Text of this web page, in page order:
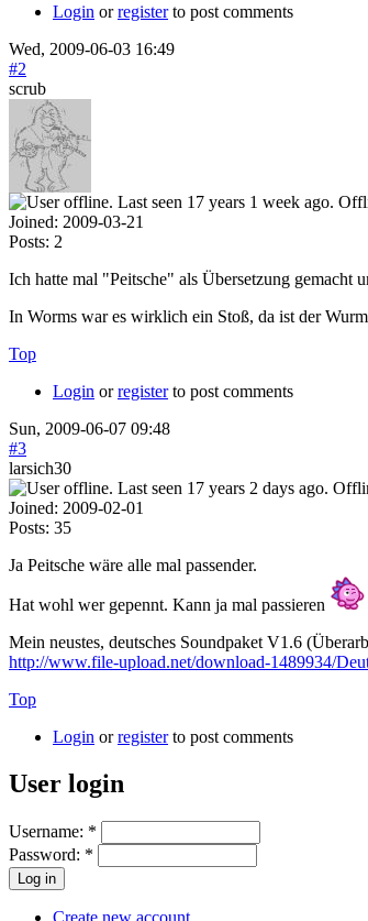
Login orregisterto post comments
Wed, 2009-06-03 16:49
#2
scrub
Joined: 2009-03-21
Posts: 2
Ich hatte mal "Peitsche" als Übersetzung gemacht
In Worms war es wirklich ein Stoß, da ist der
Top
Login orregisterto post comments
Sun, 2009-06-07 09:48
#3
larsich30
Joined: 2009-02-01
Posts: 35
Ja Peitsche wäre alle mal passender.
Hat wohl wer gepennt. Kann ja mal passieren
Mein neustes, deutsches Soundpaket V1.6
http://www.file-upload.net/download-1489934/
Top
Login orregisterto post comments
User login
Username: *
Password: *
Create new account